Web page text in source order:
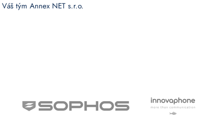
Váš tým Annex NET s.r.o.